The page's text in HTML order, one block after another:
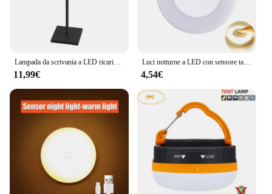
11,99€
Luci notturne a LED con sensore tattile Lampade da parete con base magnetica per armadio da cucina 3 modalità Luci notturne portatili ricaricabili tramite USB
4,54€